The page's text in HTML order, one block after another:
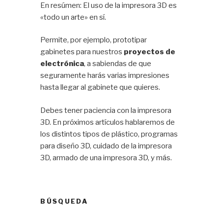
En resúmen: El uso de la impresora 3D es
«todo un arte» en sí.
Permite, por ejemplo, prototipar
gabinetes para nuestros proyectos de
electrónica, a sabiendas de que
seguramente harás varias impresiones
hasta llegar al gabinete que quieres.
Debes tener paciencia con la impresora
3D. En próximos artículos hablaremos de
los distintos tipos de plástico, programas
para diseño 3D, cuidado de la impresora
3D, armado de una impresora 3D, y más.
BÚSQUEDA